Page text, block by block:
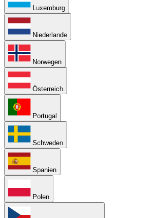
Luxemburg
Niederlande
Norwegen
Österreich
Portugal
Schweden
Spanien
Polen